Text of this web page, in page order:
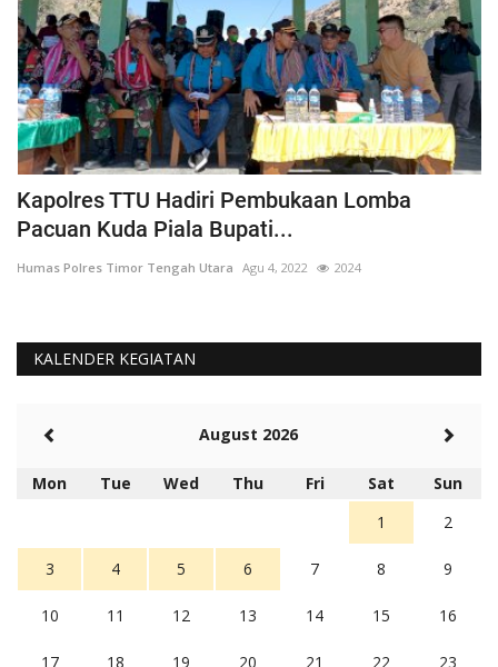
Pimpin Kegiatan Minggu Kasih, Kapolres TTU
Sampaikan 4...
Humas Polres Timor Tengah Utara Agu 7, 2023 1825
KALENDER KEGIATAN
August 2026
Mon Tue Wed Thu Fri Sat
Sun
1
2
3 4 5 6 7 8 9
10 11 12 13 14 15 16
17 18 19 20 21 22 23